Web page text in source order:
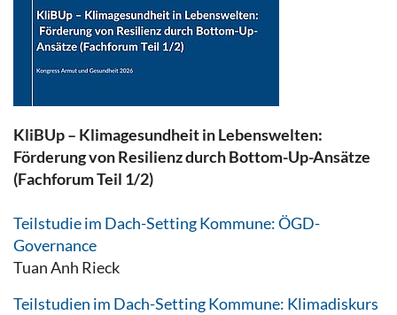
KliBUp – Klimagesundheit in Lebenswelten:
Förderung von Resilienz durch Bottom-Up-Ansätze
(Fachforum Teil 1/2)
Teilstudie im Dach-Setting Kommune: ÖGD-
Governance
Tuan Anh Rieck
Teilstudien im Dach-Setting Kommune: Klimadiskurs